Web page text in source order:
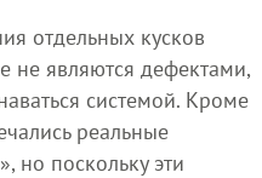
отдельных кусков
не являются дефектами,
системой. Кроме
реальные
но поскольку эти